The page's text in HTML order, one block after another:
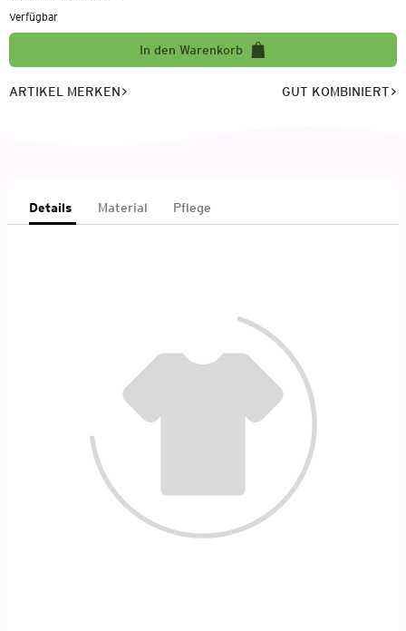
Verfügbar
In den Warenkorb
ARTIKEL MERKEN GUT KOMBINIERT
Details Material Pflege